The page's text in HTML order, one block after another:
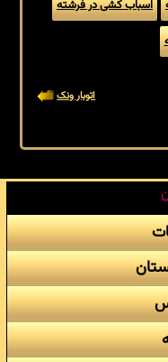
اسباب کشی در فرشته
اتوبار ونک